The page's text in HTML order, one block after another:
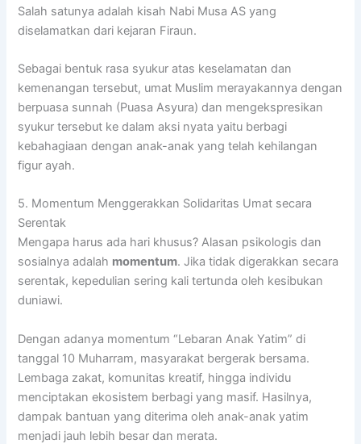
Salah satunya adalah kisah Nabi Musa AS yang
diselamatkan dari kejaran Firaun.
Sebagai bentuk rasa syukur atas keselamatan dan
kemenangan tersebut, umat Muslim merayakannya dengan
berpuasa sunnah (Puasa Asyura) dan mengekspresikan
syukur tersebut ke dalam aksi nyata yaitu berbagi
kebahagiaan dengan anak-anak yang telah kehilangan
figur ayah.
5. Momentum Menggerakkan Solidaritas Umat secara
Serentak
Mengapa harus ada hari khusus? Alasan psikologis dan
sosialnya adalah momentum. Jika tidak digerakkan secara
serentak, kepedulian sering kali tertunda oleh kesibukan
duniawi.
Dengan adanya momentum “Lebaran Anak Yatim” di
tanggal 10 Muharram, masyarakat bergerak bersama.
Lembaga zakat, komunitas kreatif, hingga individu
menciptakan ekosistem berbagi yang masif. Hasilnya,
dampak bantuan yang diterima oleh anak-anak yatim
menjadi jauh lebih besar dan merata.